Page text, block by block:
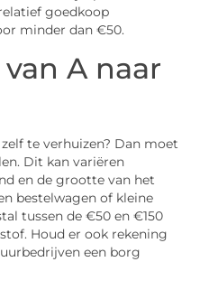
goedkoop
minder dan €50.
A naar
te verhuizen? Dan moet
Dit kan variëren
en de grootte van het
bestelwagen of kleine
tussen de €50 en €150
Houd er ook rekening
een borg